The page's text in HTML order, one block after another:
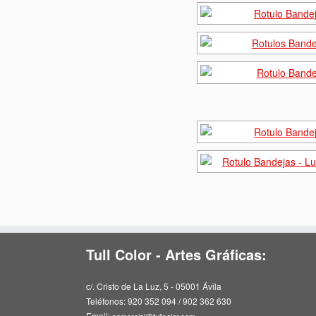
Tull Color - Artes Gráficas:
c/. Cristo de La Luz, 5 - 05001 Ávila
Teléfonos: 920 352 094 / 902 362 630